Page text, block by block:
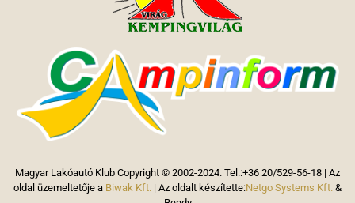
Magyar Lakóautó Klub Copyright © 2002-2024. Tel.:+36 20/529-56-18 | Az
oldal üzemeltetője a Biwak Kft. | Az oldalt készítette:Netgo Systems Kft. &